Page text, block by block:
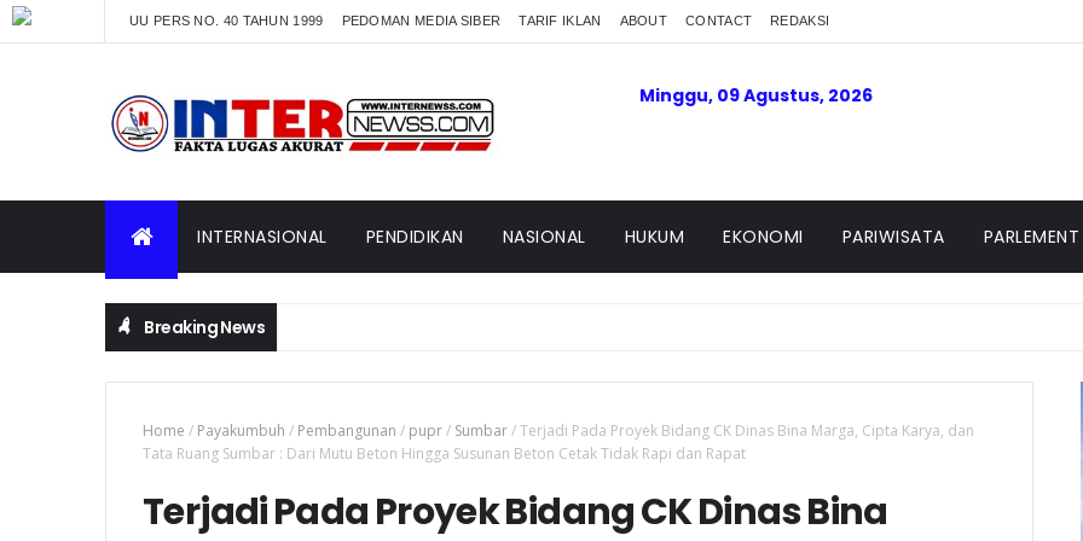
UU PERS NO. 40 TAHUN 1999 PEDOMAN MEDIA SIBER TARIF IKLAN ABOUT CONTACT REDAKSI
Minggu, 09 Agustus, 2026
INTERNASIONAL PENDIDIKAN NASIONAL HUKUM EKONOMI PARIWISATA PARLEMENT
Breaking News
Home / Payakumbuh / Pembangunan / pupr/ Sumbar/Terjadi Pada Proyek Bidang CK Dinas Bina Marga, Cipta Karya, dan
Tata Ruang Sumbar : Dari Mutu Beton Hingga Susunan Beton Cetak Tidak Rapi dan Rapat
Terjadi Pada Proyek Bidang CK Dinas Bina